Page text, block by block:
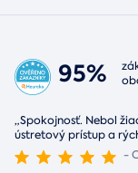
95%
„Spokojnosť. Nebol
ústretový prístup a
-